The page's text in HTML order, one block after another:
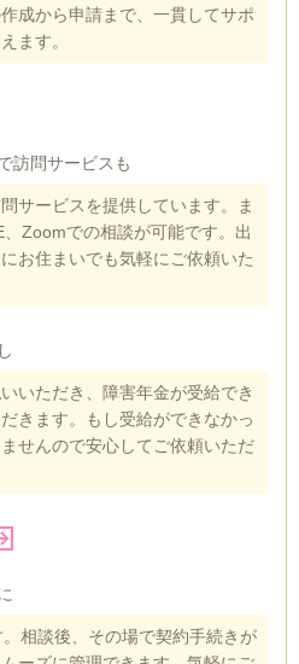
成から申請まで、一貫してサポ
ます。
訪問サービスも
サービスを提供しています。ま
Zoomでの相談が可能です。出
お住まいでも気軽にご依頼いた
いただき、障害年金が受給でき
きます。もし受給ができなかっ
せんので安心してご依頼いただ
相談後、その場で契約手続きが